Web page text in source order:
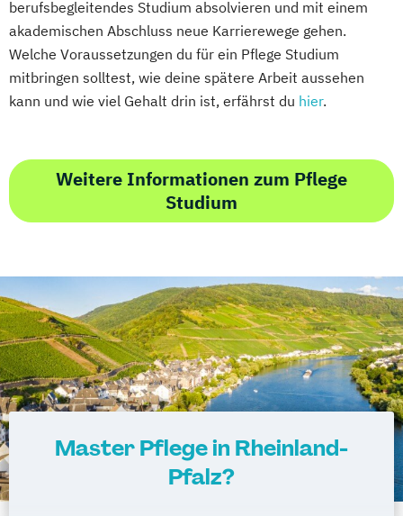
berufsbegleitendes Studium absolvieren und mit einem
akademischen Abschluss neue Karrierewege gehen.
Welche Voraussetzungen du für ein Pflege Studium
mitbringen solltest, wie deine spätere Arbeit aussehen
kann und wie viel Gehalt drin ist, erfährst du hier.
Weitere Informationen zum Pflege
Studium
Master Pflege in Rheinland-
Pfalz?